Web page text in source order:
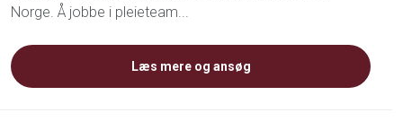
Norge. Å jobbe i pleieteam...
Læs mere og ansøg